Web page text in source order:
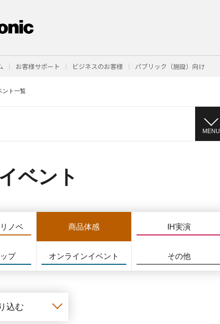
お客様サポート ビジネスのお客様 パブリック（施設）向け
ント一覧
MENU
ベント
ノベ 商品体感 IH実演
プ オンラインイベント その他
込む